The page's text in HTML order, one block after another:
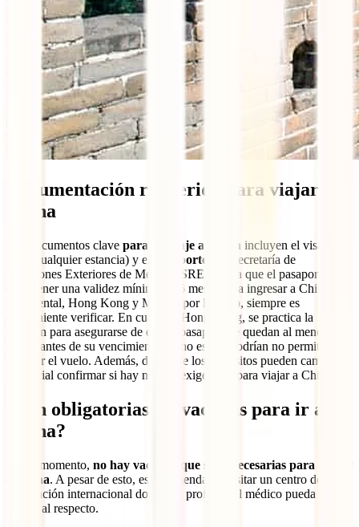
Documentación requerida para viajar a
China
Los documentos clave para un viaje a China incluyen el visado
(para cualquier estancia) y el
pasaporte
. La Secretaría de
Relaciones Exteriores de México (SRE) indica que el pasaporte
debe tener una validez mínima de 6 meses para ingresar a China
continental, Hong Kong y Macao, por lo tanto, siempre es
conveniente verificar. En cuanto a Hong Kong, se practica la
revisión para asegurarse de que al pasaporte le quedan al menos 6
meses antes de su vencimiento. Si no es así, podrían no permitirte
abordar el vuelo. Además, dado que los requisitos pueden cambiar,
es crucial confirmar si hay nuevas exigencias para viajar a China.
¿Son obligatorias las vacunas para ir a
China?
Por el momento, no hay vacunas que sean necesarias para entrar
a China. A pesar de esto, es recomendable visitar un centro de
vacunación internacional donde un profesional médico pueda darte
pautas al respecto.